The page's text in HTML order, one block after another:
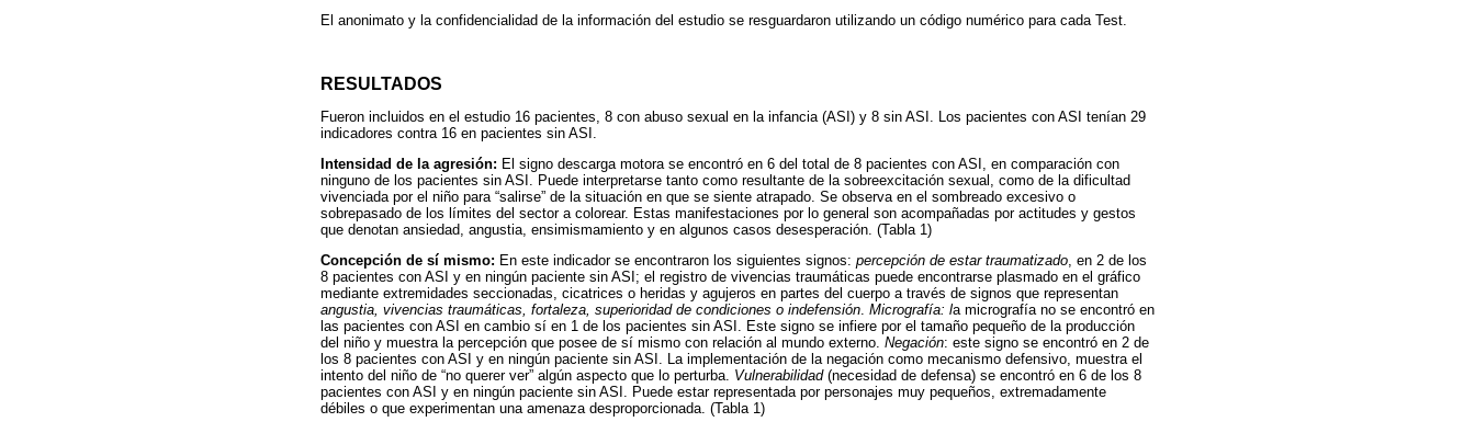
El anonimato y la confidencialidad de la información del estudio se resguardaron utilizando un código numérico para cada Test.
RESULTADOS
Fueron incluidos en el estudio 16 pacientes, 8 con abuso sexual en la infancia (ASI) y 8 sin ASI. Los pacientes con ASI tenían 29
indicadores contra 16 en pacientes sin ASI.
Intensidad de la agresión: El signo descarga motora se encontró en 6 del total de 8 pacientes con ASI, en comparación con
ninguno de los pacientes sin ASI. Puede interpretarse tanto como resultante de la sobreexcitación sexual, como de la dificultad
vivenciada por el niño para “salirse” de la situación en que se siente atrapado. Se observa en el sombreado excesivo o
sobrepasado de los límites del sector a colorear. Estas manifestaciones por lo general son acompañadas por actitudes y gestos
que denotan ansiedad, angustia, ensimismamiento y en algunos casos desesperación. (Tabla 1)
Concepción de sí mismo: En este indicador se encontraron los siguientes signos: percepción de estar traumatizado, en 2 de los
8 pacientes con ASI y en ningún paciente sin ASI; el registro de vivencias traumáticas puede encontrarse plasmado en el gráfico
mediante extremidades seccionadas, cicatrices o heridas y agujeros en partes del cuerpo a través de signos que representan
angustia, vivencias traumáticas, fortaleza, superioridad de condiciones o indefensión. Micrografía: la micrografía no se encontró en
las pacientes con ASI en cambio sí en 1 de los pacientes sin ASI. Este signo se infiere por el tamaño pequeño de la producción
del niño y muestra la percepción que posee de sí mismo con relación al mundo externo. Negación: este signo se encontró en 2 de
los 8 pacientes con ASI y en ningún paciente sin ASI. La implementación de la negación como mecanismo defensivo, muestra el
intento del niño de “no querer ver” algún aspecto que lo perturba. Vulnerabilidad (necesidad de defensa) se encontró en 6 de los 8
pacientes con ASI y en ningún paciente sin ASI. Puede estar representada por personajes muy pequeños, extremadamente
débiles o que experimentan una amenaza desproporcionada. (Tabla 1)